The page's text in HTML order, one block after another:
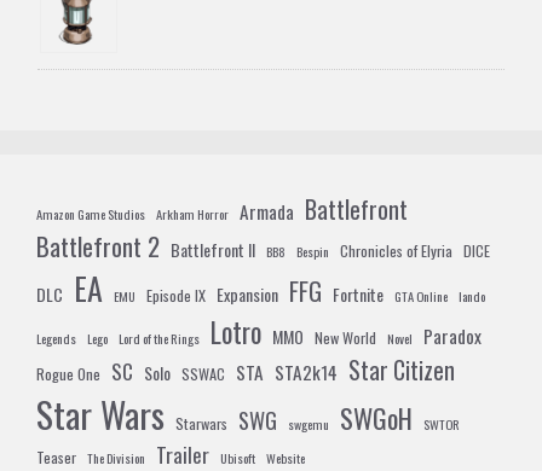
Amazon Game Studios Arkham Horror Armada Battlefront
Battlefront 2 Battlefront II BB8 Bespin Chronicles of Elyria DICE
DLC EA EMU Episode IX Expansion FFG Fortnite GTA Online lando
Legends Lego Lord of the Rings Lotro MMO New World Novel Paradox
Rogue One SC Solo SSWAC STA STA2k14 Star Citizen
Star Wars Starwars SWG swgemu SWGoH SWTOR
Teaser The Division Trailer Ubisoft Website